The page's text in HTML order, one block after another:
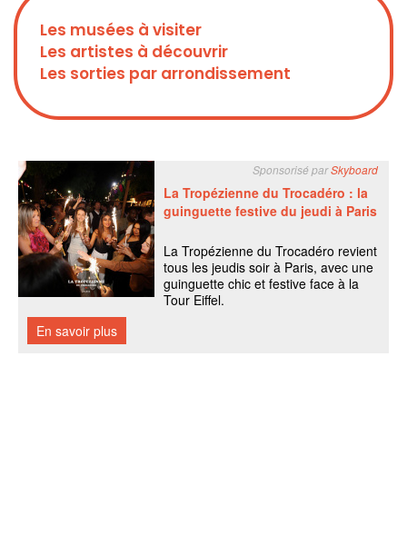
Les musées à visiter
Les artistes à découvrir
Les sorties par arrondissement